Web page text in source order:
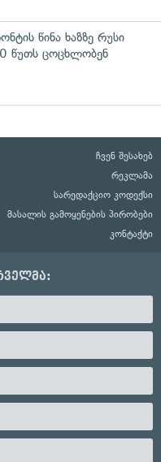
წინა ხაზზე რუსი
წუთს ცოცხლობენ
ჩვენ შესახებ
რეკლამა
სარედაქციო კოდექსი
მასალის გამოყენების პირობები
კონტაქტი